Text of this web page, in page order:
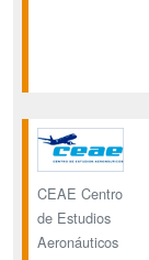
CEAE Centro
de Estudios
Aeronáuticos